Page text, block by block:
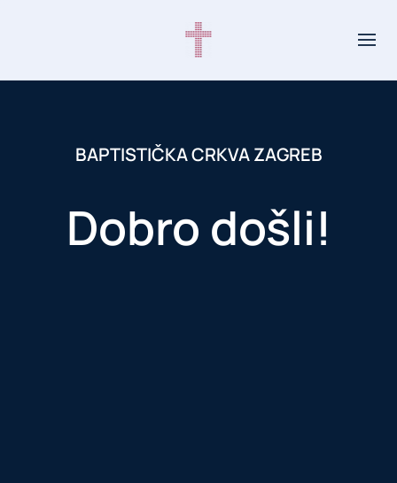
BAPTISTIČKA CRKVA ZAGREB
Dobro došli!